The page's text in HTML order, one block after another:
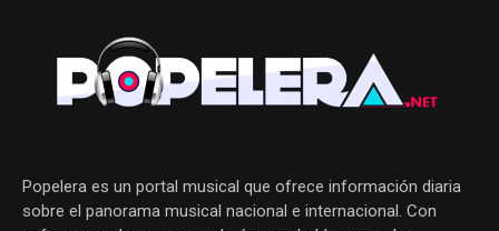
Popelera es un portal musical que ofrece información diaria
sobre el panorama musical nacional e internacional. Con